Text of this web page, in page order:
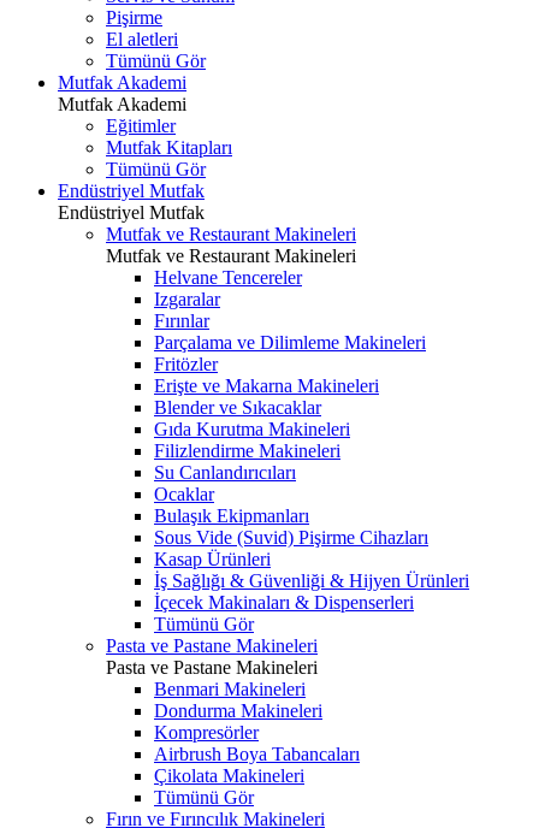
Pişirme
El aletleri
Tümünü Gör
Mutfak Akademi
Mutfak Akademi
Eğitimler
Mutfak Kitapları
Tümünü Gör
Endüstriyel Mutfak
Endüstriyel Mutfak
Mutfak ve Restaurant Makineleri
Mutfak ve Restaurant Makineleri
Helvane Tencereler
Izgaralar
Fırınlar
Parçalama ve Dilimleme Makineleri
Fritözler
Erişte ve Makarna Makineleri
Blender ve Sıkacaklar
Gıda Kurutma Makineleri
Filizlendirme Makineleri
Su Canlandırıcıları
Ocaklar
Bulaşık Ekipmanları
Sous Vide (Suvid) Pişirme Cihazları
Kasap Ürünleri
İş Sağlığı & Güvenliği & Hijyen Ürünleri
İçecek Makinaları & Dispenserleri
Tümünü Gör
Pasta ve Pastane Makineleri
Pasta ve Pastane Makineleri
Benmari Makineleri
Dondurma Makineleri
Kompresörler
Airbrush Boya Tabancaları
Çikolata Makineleri
Tümünü Gör
Fırın ve Fırıncılık Makineleri